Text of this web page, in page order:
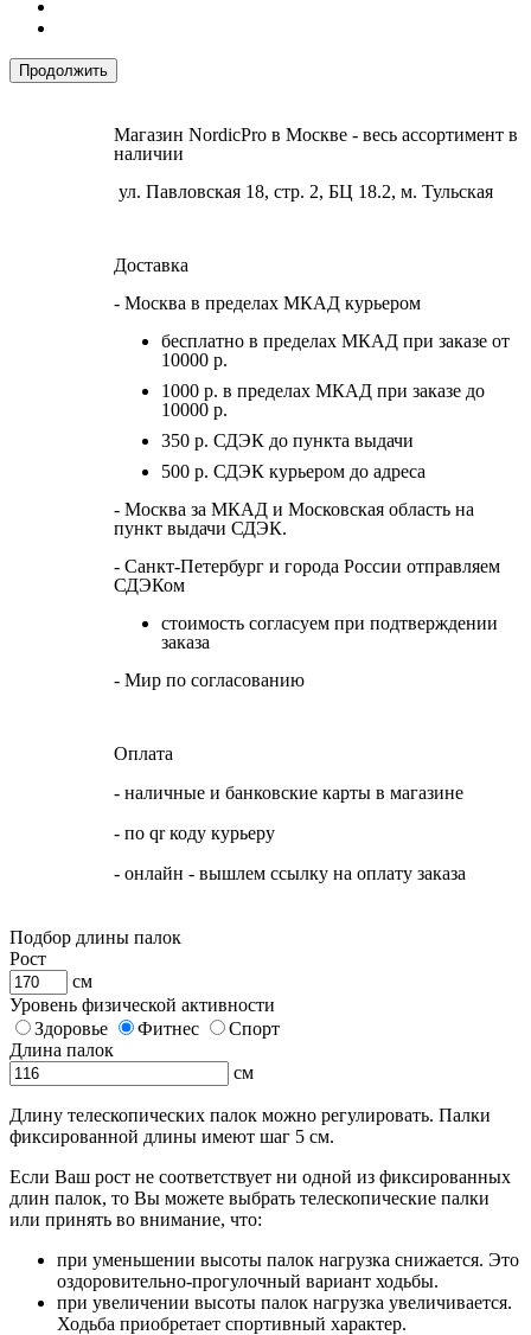
Продолжить
Магазин NordicPro в Москве - весь ассортимент в
наличии
ул. Павловская 18, стр. 2, БЦ 18.2, м. Тульская
Доставка
- Москва в пределах МКАД курьером
бесплатно в пределах МКАД при заказе от
10000 р.
1000 р. в пределах МКАД при заказе до
10000 р.
350 р. СДЭК до пункта выдачи
500 р. СДЭК курьером до адреса
- Москва за МКАД и Московская область на
пункт выдачи СДЭК.
- Санкт-Петербург и города России отправляем
СДЭКом
стоимость согласуем при подтверждении
заказа
- Мир по согласованию
Оплата
- наличные и банковские карты в магазине
- по qr коду курьеру
- онлайн - вышлем ссылку на оплату заказа
Подбор длины палок
Рост
см
Уровень физической активности
Здоровье
Фитнес
Спорт
Длина палок
см
Длину телескопических палок можно регулировать. Палки
фиксированной длины имеют шаг 5 см.
Если Ваш рост не соответствует ни одной из фиксированных
длин палок, то Вы можете выбрать телескопические палки
или принять во внимание, что:
при уменьшении высоты палок нагрузка снижается. Это
оздоровительно-прогулочный вариант ходьбы.
при увеличении высоты палок нагрузка увеличивается.
Ходьба приобретает спортивный характер.